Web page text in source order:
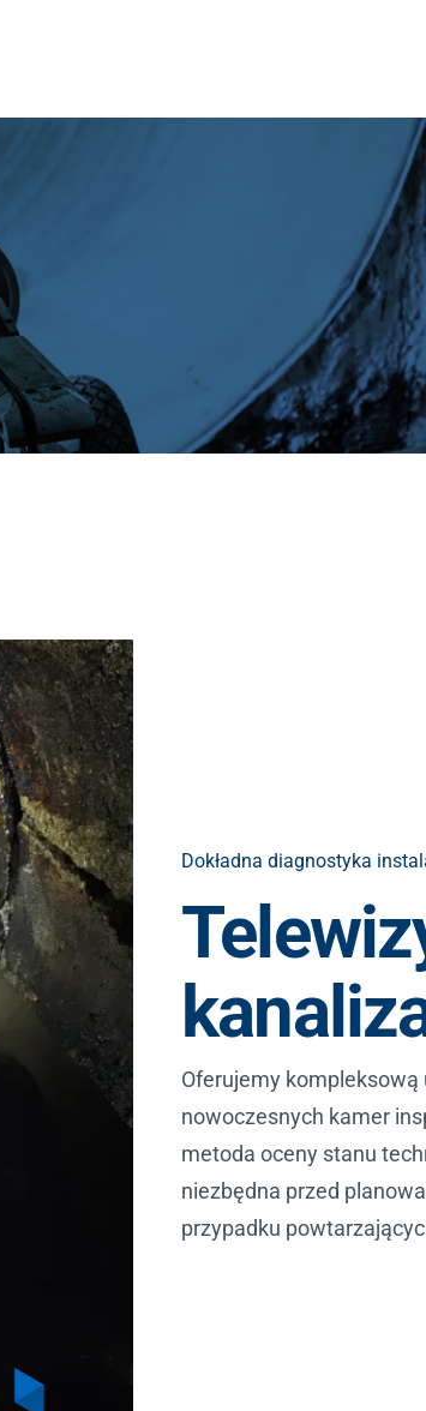
Dokładna diagnostyka
Oferujemy kompleksową
nowoczesnych kamer
metoda oceny stanu
niezbędna przed
przypadku